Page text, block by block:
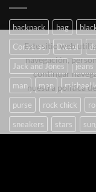
backpack bag
Converse
Diesel
Jack and Jones
jeans
man
men michael
purse
rock chick
sneakers
stars
Este sitio web
navegación,
continuar
nuestra política